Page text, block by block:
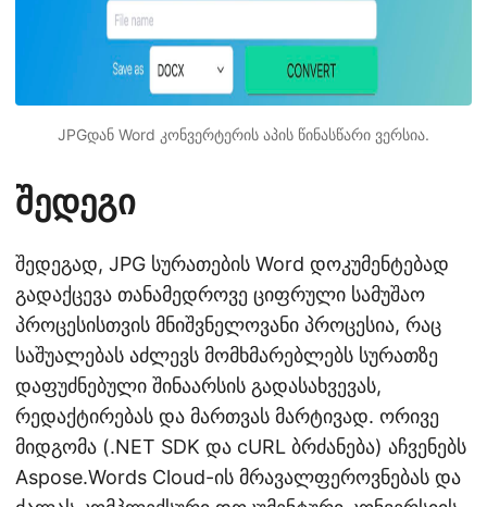
JPGდან Word კონვერტერის აპის წინასწარი ვერსია.
შედეგი
შედეგად, JPG სურათების Word დოკუმენტებად
გადაქცევა თანამედროვე ციფრული სამუშაო
პროცესისთვის მნიშვნელოვანი პროცესია, რაც
საშუალებას აძლევს მომხმარებლებს სურათზე
დაფუძნებული შინაარსის გადასახვევას,
რედაქტირებას და მართვას მარტივად. ორივე
მიდგომა (.NET SDK და cURL ბრძანება) აჩვენებს
Aspose.Words Cloud-ის მრავალფეროვნებას და